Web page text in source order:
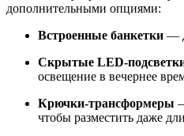
дополнительными опциями:
Встроенные банкетки —
Скрытые LED-
освещение в вечернее
Крючки-трансформеры
чтобы разместить даже